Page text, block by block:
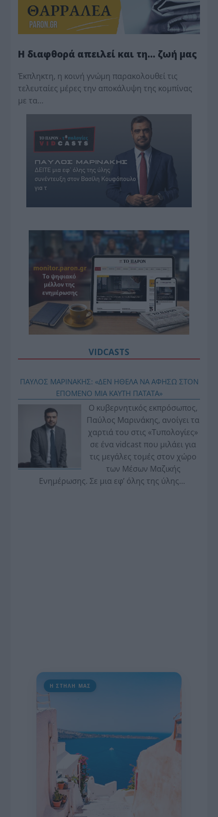
Η διαφθορά απειλεί και τη… ζωή μας
Έκπληκτη, η κοινή γνώμη παρακολουθεί τις
τελευταίες μέρες την αποκάλυψη της κο­μπίνας
με τα…
VIDCASTS
ΠΑΥΛΟΣ ΜΑΡΙΝΑΚΗΣ: «ΔΕΝ ΗΘΕΛΑ ΝΑ ΑΦΗΣΩ ΣΤΟΝ
ΕΠΟΜΕΝΟ ΜΙΑ ΚΑΥΤΗ ΠΑΤΑΤΑ»
Ο κυβερνητικός εκπρόσωπος,
Παύλος Μαρινάκης, ανοίγει τα
χαρτιά του στις «Τυπολογίες»
σε ένα vidcast που μιλάει για
τις μεγάλες τομές στον χώρο
των Μέσων Μαζικής
Ενημέρωσης. Σε μια εφ’ όλης της ύλης
Η ΣΤΗΛΗ ΜΑΣ